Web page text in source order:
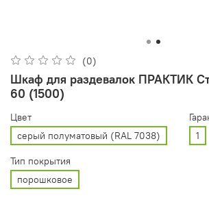
(0)
Шкаф для раздевалок ПРАКТИК
60 (1500)
Цвет
серый полуматовый (RAL 7038)
1
Тип покрытия
порошковое